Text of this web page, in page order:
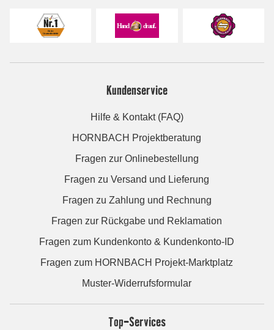
Kundenservice
Hilfe & Kontakt (FAQ)
HORNBACH Projektberatung
Fragen zur Onlinebestellung
Fragen zu Versand und Lieferung
Fragen zu Zahlung und Rechnung
Fragen zur Rückgabe und Reklamation
Fragen zum Kundenkonto & Kundenkonto-ID
Fragen zum HORNBACH Projekt-Marktplatz
Muster-Widerrufsformular
Top-Services